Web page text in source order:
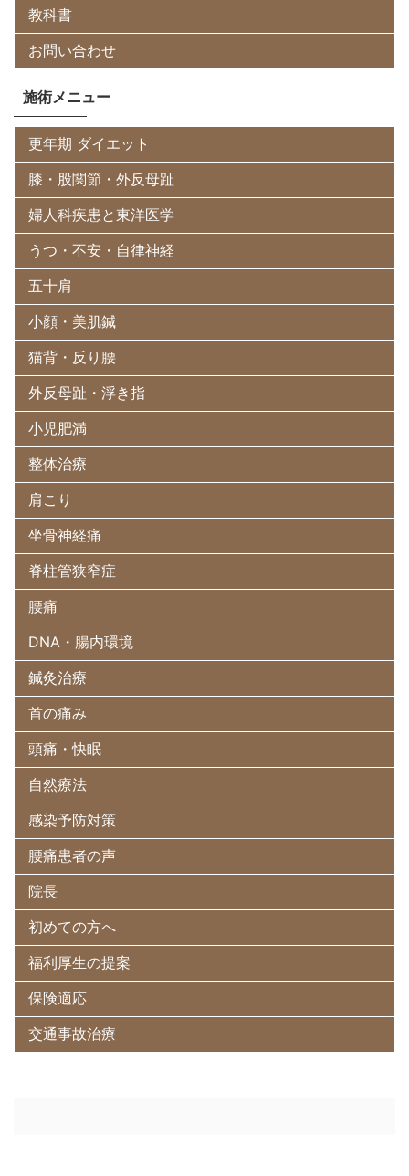
教科書
お問い合わせ
施術メニュー
更年期 ダイエット
膝・股関節・外反母趾
婦人科疾患と東洋医学
うつ・不安・自律神経
五十肩
小顔・美肌鍼
猫背・反り腰
外反母趾・浮き指
小児肥満
整体治療
肩こり
坐骨神経痛
脊柱管狭窄症
腰痛
DNA・腸内環境
鍼灸治療
首の痛み
頭痛・快眠
自然療法
感染予防対策
腰痛患者の声
院長
初めての方へ
福利厚生の提案
保険適応
交通事故治療